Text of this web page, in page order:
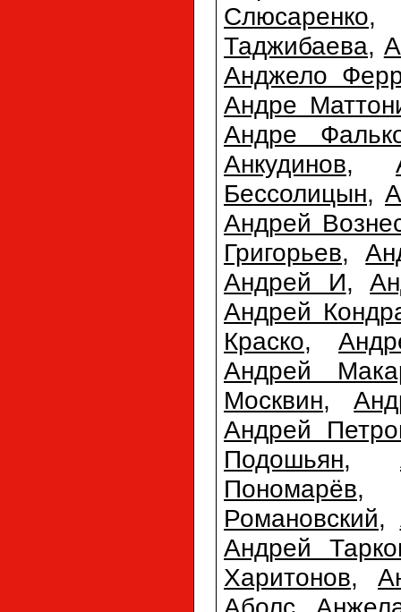
Слюсаренко
Таджибаева,
Анджело
Андре
Андре
Анкудинов,
Бессолицын,
Андрей
Григорьев,
Андрей И,
Андрей
Краско,
Андрей
Москвин,
Андрей
Подошьян,
Пономарёв
Романовский,
Андрей
Харитонов,